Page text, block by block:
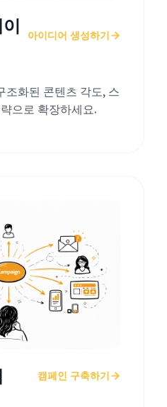
아이디어 생성하기
조화된 콘텐츠 각도, 스
으로 확장하세요.
캠페인 구축하기